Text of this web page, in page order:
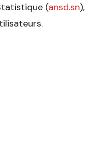
(ansd.sn),